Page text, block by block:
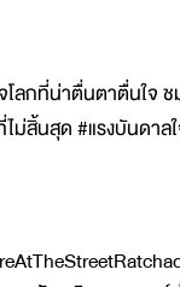
กที่น่าตื่นตาตื่นใจ ช
ม่สิ้นสุด #แรงบันดา